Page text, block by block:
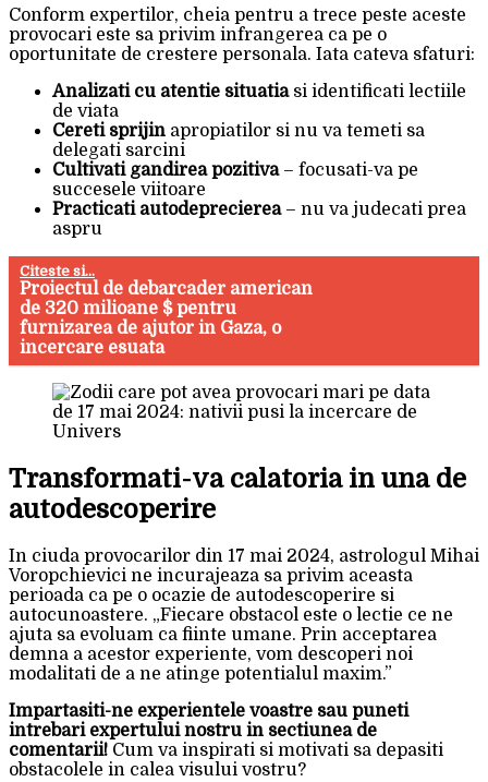
Conform expertilor, cheia pentru a trece peste aceste
provocari este sa privim infrangerea ca pe o
oportunitate de crestere personala. Iata cateva sfaturi:
Analizati cu atentie situatiasi identificati lectiile
de viata
Cereti sprijin apropiatilor si nu va temeti sa
delegati sarcini
Cultivati gandirea pozitiva– focusati-va pe
succesele viitoare
Practicati autodeprecierea– nu va judecati prea
aspru
Citeste si...
Proiectul de debarcader american
de 320 milioane $ pentru
furnizarea de ajutor in Gaza, o
incercare esuata
Transformati-va calatoria in una de
autodescoperire
In ciuda provocarilor din 17 mai 2024, astrologul Mihai
Voropchievici ne incurajeaza sa privim aceasta
perioada ca pe o ocazie de autodescoperire si
autocunoastere. „Fiecare obstacol este o lectie ce ne
ajuta sa evoluam ca fiinte umane. Prin acceptarea
demna a acestor experiente, vom descoperi noi
modalitati de a ne atinge potentialul maxim.”
Impartasiti-ne experientele voastre sau puneti
intrebari expertului nostru in sectiunea de
comentarii! Cum va inspirati si motivati sa depasiti
obstacolele in calea visului vostru?